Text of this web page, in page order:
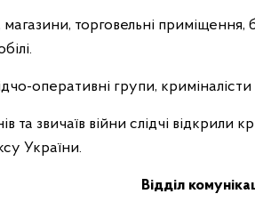
торговельні приміщення,
оперативні групи, криміналісти
та звичаїв війни слідчі відкрили
України.
Відділ